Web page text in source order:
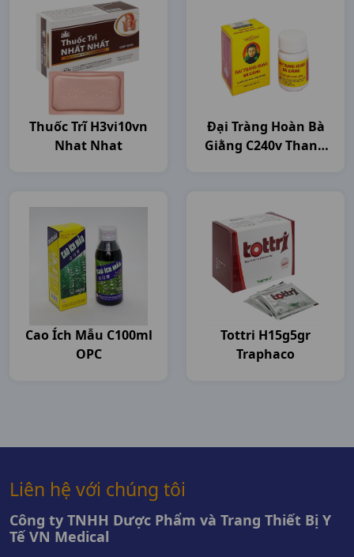
Thuốc Trĩ H3vi10vn
Nhat Nhat
Đại Tràng Hoàn Bà
Giằng C240v Thanh
Cao Ích Mẫu C100ml
OPC
Tottri H15g5gr
Traphaco
Liên hệ với chúng tôi
Công ty TNHH Dược Phẩm và Trang Thiết Bị Y
Tế VN Medical